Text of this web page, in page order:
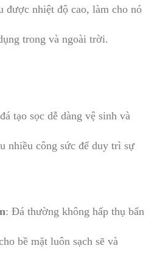
được nhiệt độ cao, làm cho nó
trong và ngoài trời.
tạo sọc dễ dàng vệ sinh và
nhiều công sức để duy trì sự
: Đá thường không hấp thụ bẩn
bề mặt luôn sạch sẽ và